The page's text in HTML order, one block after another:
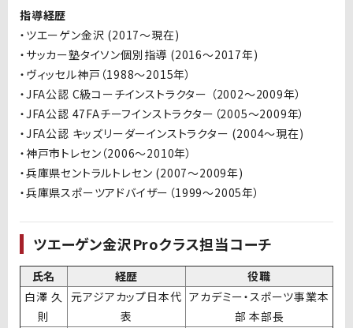
指導経歴
・ツエーゲン金沢 (2017～現在)
・サッカー塾タイソン個別指導 (2016～2017年)
・ヴィッセル神戸（1988～2015年）
・JFA公認 C級コーチインストラクター （2002～2009年）
・JFA公認 47FAチーフインストラクター（2005～2009年）
・JFA公認 キッズリーダーインストラクター (2004～現在)
・神戸市トレセン（2006～2010年）
・兵庫県セントラルトレセン (2007～2009年)
・兵庫県スポーツアドバイザー（1999～2005年）
ツエーゲン金沢Proクラス担当コーチ
氏名 経歴
役職
白澤 久
則
元アジアカップ日本代
表
アカデミー・スポーツ事業本
部 本部長